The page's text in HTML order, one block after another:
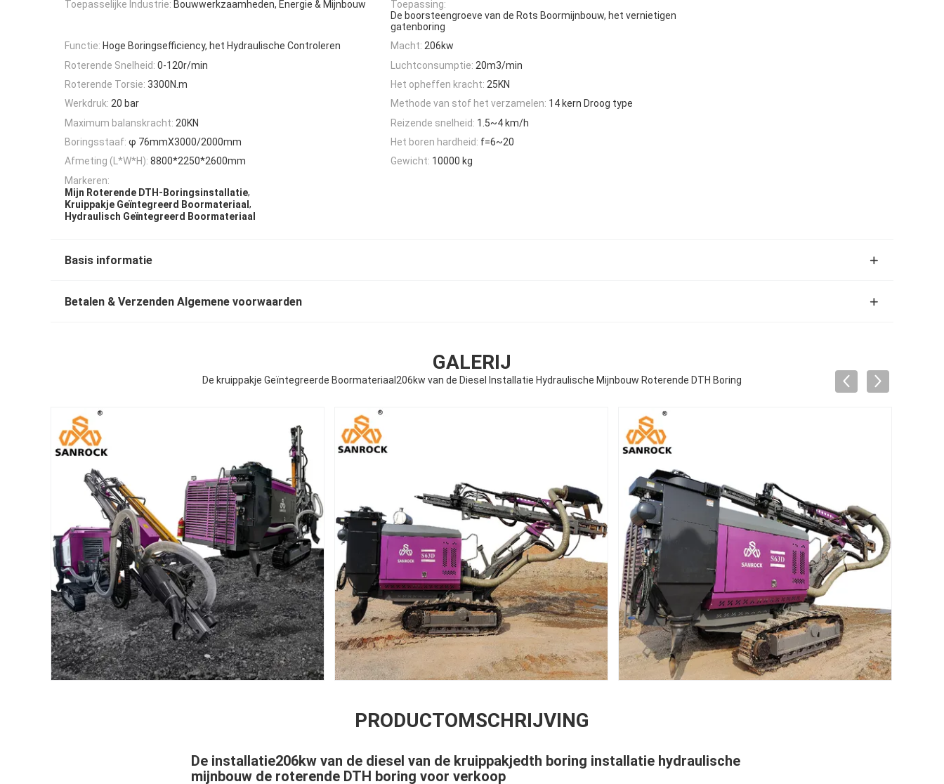
Toepasselijke Industrie: Bouwwerkzaamheden, Energie & Mijnbouw
Toepassing:
De boorsteengroeve van de Rots Boormijnbouw, het vernietigen
gatenboring
Functie: Hoge Boringsefficiency, het Hydraulische Controleren Macht: 206kw
Roterende Snelheid: 0-120r/min Luchtconsumptie: 20m3/min
Roterende Torsie: 3300N.m Het opheffen kracht: 25KN
Werkdruk: 20 bar Methode van stof het verzamelen: 14 kern Droog type
Maximum balanskracht: 20KN Reizende snelheid: 1.5~4 km/h
Boringsstaaf: φ 76mmX3000/2000mm Het boren hardheid: f=6~20
Afmeting (L*W*H): 8800*2250*2600mm Gewicht: 10000 kg
Markeren:
Mijn Roterende DTH-Boringsinstallatie,
Kruippakje Geïntegreerd Boormateriaal ,
Hydraulisch Geïntegreerd Boormateriaal
Basis informatie
Betalen & Verzenden Algemene voorwaarden
GALERIJ
De kruippakje Geïntegreerde Boormateriaal206kw van de Diesel Installatie Hydraulische Mijnbouw Roterende DTH Boring
PRODUCTOMSCHRIJVING
De installatie206kw van de diesel van de kruippakjedth boring installatie hydraulische
mijnbouw de roterende DTH boring voor verkoop